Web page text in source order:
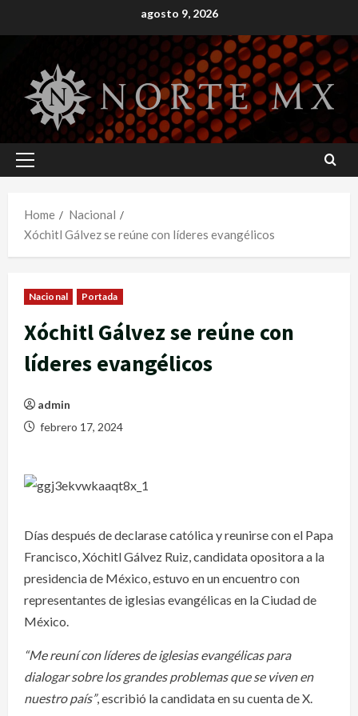
to
agosto 9, 2026
Primary
Home
Nacional
Xóchitl Gálvez se reúne con líderes evangélicos
Nacional Portada
Xóchitl Gálvez se reúne con
líderes evangélicos
admin
febrero 17, 2024
Días después de declarase católica y reunirse con el Papa
Francisco, Xóchitl Gálvez Ruiz, candidata opositora a la
presidencia de México, estuvo en un encuentro con
representantes de iglesias evangélicas en la Ciudad de
México.
“Me reuní con líderes de iglesias evangélicas para
dialogar sobre los grandes problemas que se viven en
nuestro país”, escribió la candidata en su cuenta de X.